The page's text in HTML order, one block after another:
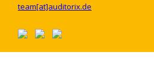
team[at]auditorix.de